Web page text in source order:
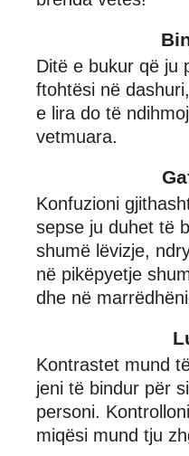
Ditë e bukur që ju
ftohtësi në
e lira do të
vetmuara.
Konfuzioni
sepse ju duhet të
shumë lëvizje,
në pikëpyetje
dhe në
Kontrastet mund
jeni të bindur për
personi.
miqësi mund tju